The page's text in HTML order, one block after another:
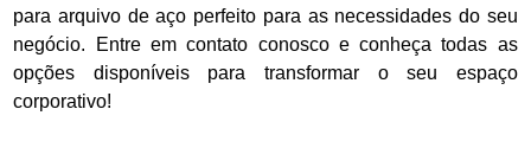
para arquivo de aço perfeito para as necessidades do seu
negócio. Entre em contato conosco e conheça todas as
opções disponíveis para transformar o seu espaço
corporativo!